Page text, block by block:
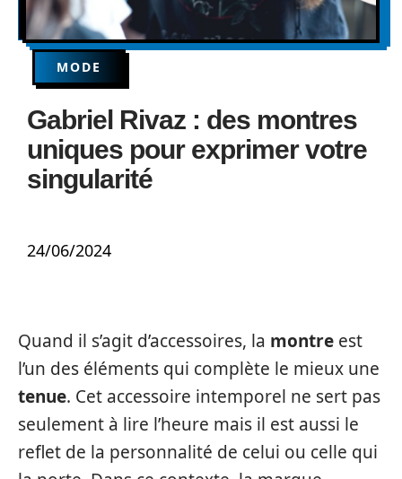
MODE
Gabriel Rivaz : des montres
uniques pour exprimer votre
singularité
24/06/2024
Quand il s’agit d’accessoires, la montre est
l’un des éléments qui complète le mieux une
tenue. Cet accessoire intemporel ne sert pas
seulement à lire l’heure mais il est aussi le
reflet de la personnalité de celui ou celle qui